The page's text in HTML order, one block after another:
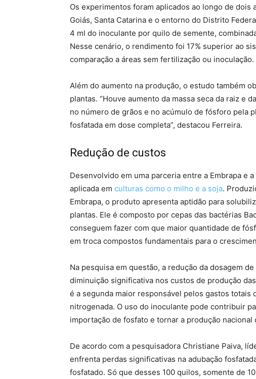
Os experimentos foram aplicados ao longo de
Goiás, Santa Catarina e o entorno do Distrito
4 ml do inoculante por quilo de semente,
Nesse cenário, o rendimento foi 17% superior ao
comparação a áreas sem fertilização ou inoculação.
Além do aumento na produção, o estudo também
plantas. “Houve aumento da massa seca da raiz e
no número de grãos e no acúmulo de fósforo pela
fosfatada em dose completa”, destacou Ferreira.
Redução de custos
Desenvolvido em uma parceria entre a Embrapa e
aplicada em culturas como o milho e a soja.
Embrapa, o produto apresenta aptidão para
plantas. Ele é composto por cepas das bactérias
conseguem fazer com que maior quantidade de
em troca compostos fundamentais para o
Na pesquisa em questão, a redução da dosagem
diminuição significativa nos custos de produção
é a segunda maior responsável pelos gastos totais
nitrogenada. O uso do inoculante pode contribuir
importação de fosfato e tornar a produção nacional
De acordo com a pesquisadora Christiane Paiva,
enfrenta perdas significativas na adubação
fosfatado. Só que desses 100 quilos, somente de